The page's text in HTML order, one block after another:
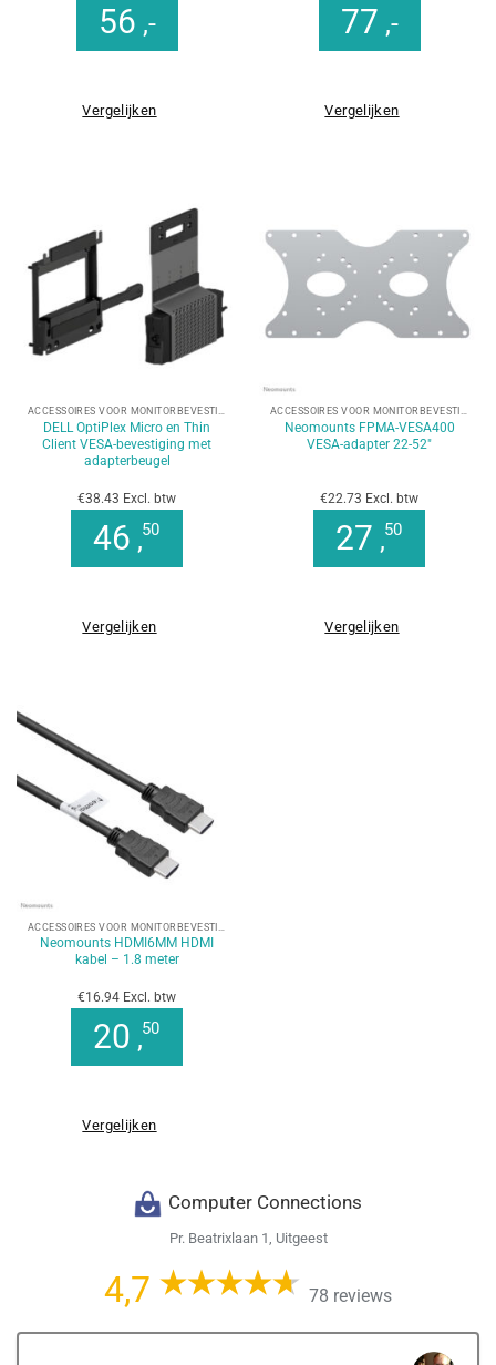
56 ,-
Vergelijken
77 ,-
Vergelijken
ACCESSOIRES VOOR MONITORBEVESTIGINGEN
DELL OptiPlex Micro en Thin
Client VESA-bevestiging met
adapterbeugel
€38.43 Excl. btw
46 ,50
Vergelijken
ACCESSOIRES VOOR MONITORBEVESTIGINGEN
Neomounts FPMA-VESA400
VESA-adapter 22-52″
€22.73 Excl. btw
27 ,50
Vergelijken
Neomounts HDMI6MM HDMI
kabel – 1.8 meter
€16.94 Excl. btw
20 ,50
Vergelijken
Computer Connections
Pr. Beatrixlaan 1, Uitgeest
4,7 78 reviews